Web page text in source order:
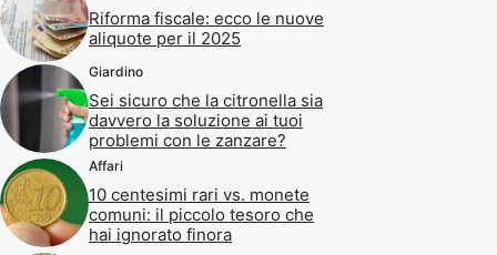
Riforma fiscale: ecco le nuove
aliquote per il 2025
Giardino
Sei sicuro che la citronella sia
davvero la soluzione ai tuoi
problemi con le zanzare?
Affari
10 centesimi rari vs. monete
comuni: il piccolo tesoro che
hai ignorato finora